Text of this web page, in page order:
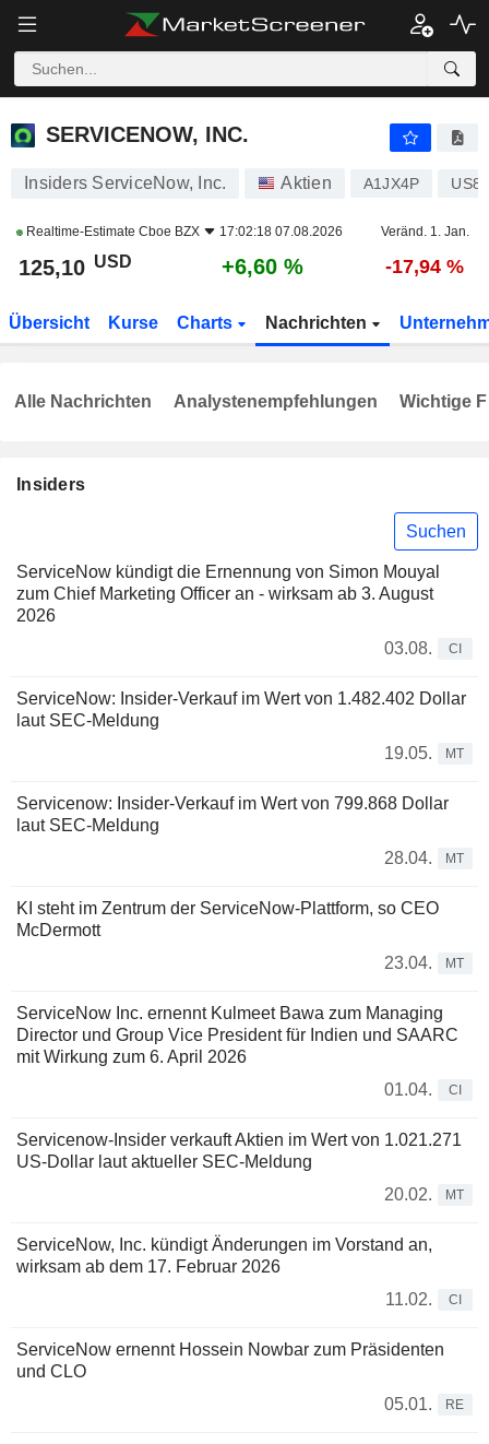
SERVICENOW, INC.
SERVICENOW, INC.
Insiders ServiceNow, Inc. Aktien A1JX4P
Realtime-Estimate Cboe BZX 17:02:18 07.08.2026 Veränd. 1. Jan.
125,10 USD +6,60 % -17,94 %
Übersicht Kurse Charts Nachrichten
Insiders
Suchen
ServiceNow kündigt die Ernennung von Simon Mouyal
zum Chief Marketing Officer an - wirksam ab 3. August
2026
03.08.
CI
ServiceNow: Insider-Verkauf im Wert von 1.482.402 Dollar
laut SEC-Meldung
19.05.
MT
Servicenow: Insider-Verkauf im Wert von 799.868 Dollar
laut SEC-Meldung
28.04.
MT
KI steht im Zentrum der ServiceNow-Plattform, so CEO
McDermott
23.04.
MT
ServiceNow Inc. ernennt Kulmeet Bawa zum Managing
Director und Group Vice President für Indien und SAARC
mit Wirkung zum 6. April 2026
01.04.
CI
Servicenow-Insider verkauft Aktien im Wert von 1.021.271
US-Dollar laut aktueller SEC-Meldung
20.02.
MT
ServiceNow, Inc. kündigt Änderungen im Vorstand an,
wirksam ab dem 17. Februar 2026
11.02.
CI
ServiceNow ernennt Hossein Nowbar zum Präsidenten
und CLO
05.01.
RE
Alle Nachrichten Analystenempfehlungen Wichtige